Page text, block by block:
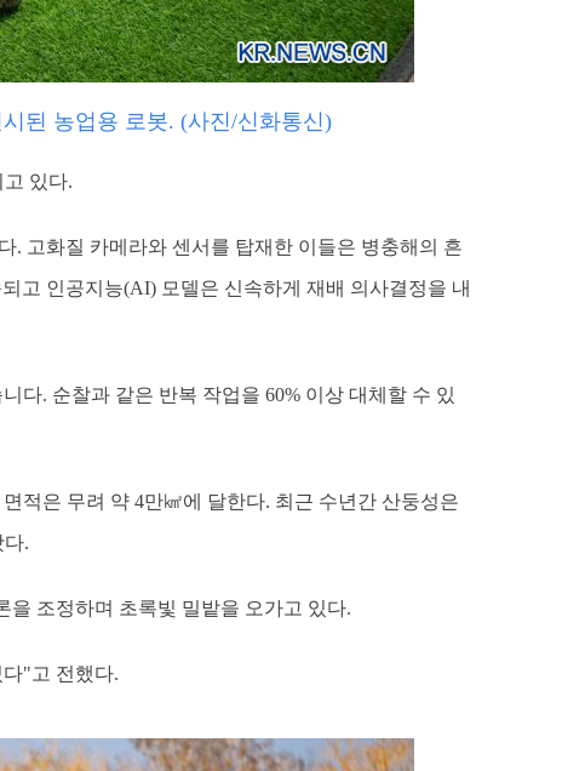
된 농업용 로봇. (사진/신화통신)
있다.
. 고화질 카메라와 센서를 탑재한 이들은 병충해의 흔
고 인공지능(AI) 모델은 신속하게 재배 의사결정을 내
다. 순찰과 같은 반복 작업을 60% 이상 대체할 수 있
적은 무려 약 4만㎢에 달한다. 최근 수년간 산둥성은
.
을 조정하며 초록빛 밀밭을 오가고 있다.
"고 전했다.